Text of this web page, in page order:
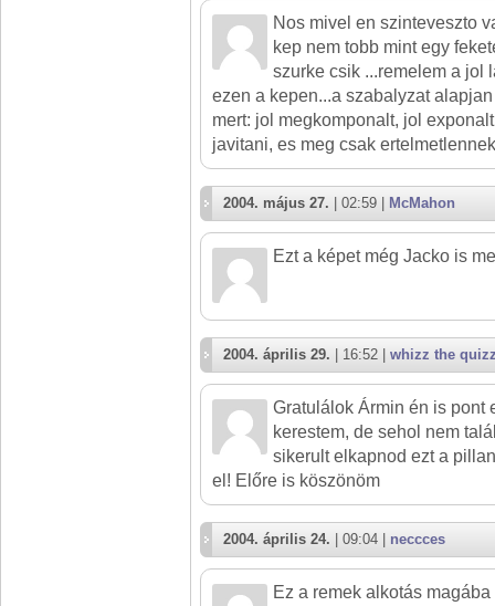
Nos mivel en szinteveszto
kep nem tobb mint egy
szurke csik ...remelem a jol
ezen a kepen...a szabalyzat
mert: jol megkomponalt, jol
javitani, es meg csak
2004. május 27. | 02:59 | McMahon
Ezt a képet még Jacko is
2004. április 29. | 16:52 | whizz the
Gratulálok Ármin én is pont
kerestem, de sehol nem
sikerult elkapnod ezt a
el! Előre is köszönöm
2004. április 24. | 09:04 | neccces
Ez a remek alkotás